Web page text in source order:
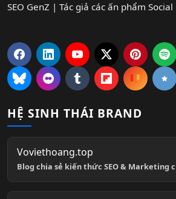
SEO GenZ | Tác giả các ấn phẩm Social
HỆ SINH THÁI BRAND
Voviethoang.top
Blog chia sẻ kiến thức SEO & Marketing